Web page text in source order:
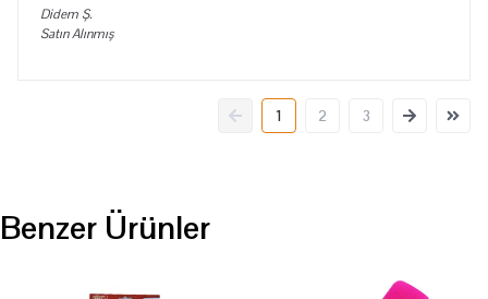
Didem Ş.
Satın Alınmış
1 2 3
Benzer Ürünler